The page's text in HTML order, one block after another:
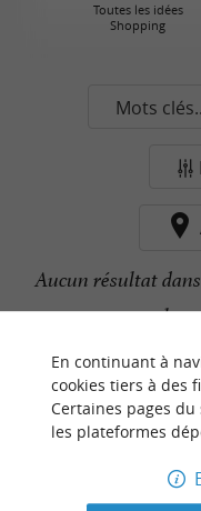
Toutes les idées
Shopping
Mots
Aucun résultat
commune pour le
En continuant à
cookies tiers à des
Certaines pages
les plateformes